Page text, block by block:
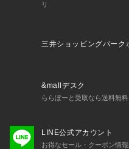
リ
三井ショッピングパーク
&mallデスク
ららぽーと受取なら送料無料
LINE公式アカウント
お得なセール・クーポン情